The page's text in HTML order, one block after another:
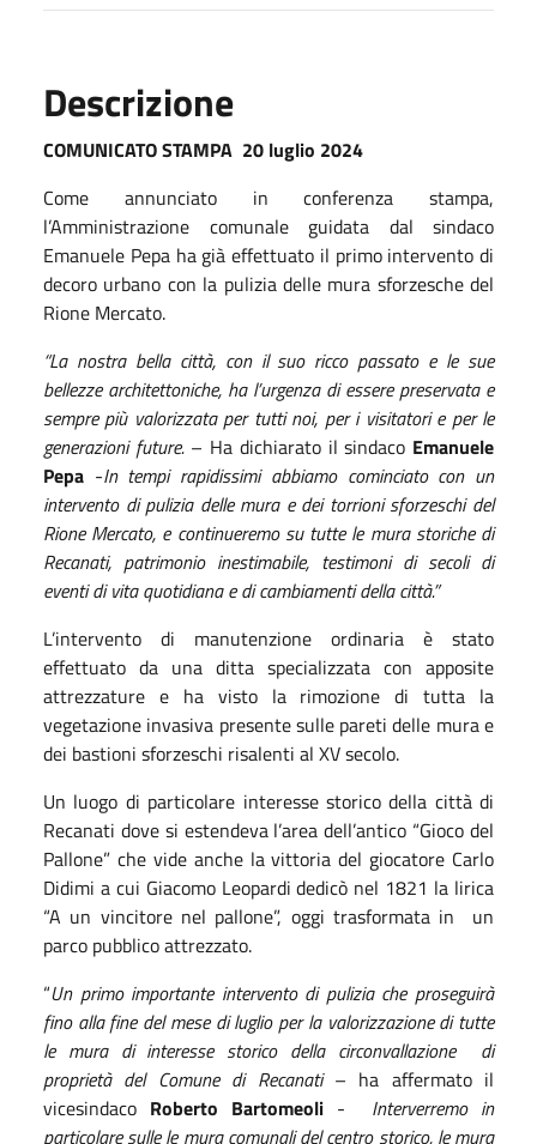
Descrizione
COMUNICATO STAMPA 20 luglio 2024
Come annunciato in conferenza stampa,
l’Amministrazione comunale guidata dal sindaco
Emanuele Pepa ha già effettuato il primo intervento di
decoro urbano con la pulizia delle mura sforzesche del
Rione Mercato.
“La nostra bella città, con il suo ricco passato e le sue
bellezze architettoniche, ha l’urgenza di essere preservata e
sempre più valorizzata per tutti noi, per i visitatori e per le
generazioni future. – Ha dichiarato il sindaco Emanuele
Pepa -In tempi rapidissimi abbiamo cominciato con un
intervento di pulizia delle mura e dei torrioni sforzeschi del
Rione Mercato, e continueremo su tutte le mura storiche di
Recanati, patrimonio inestimabile, testimoni di secoli di
eventi di vita quotidiana e di cambiamenti della città.”
L’intervento di manutenzione ordinaria è stato
effettuato da una ditta specializzata con apposite
attrezzature e ha visto la rimozione di tutta la
vegetazione invasiva presente sulle pareti delle mura e
dei bastioni sforzeschi risalenti al XV secolo.
Un luogo di particolare interesse storico della città di
Recanati dove si estendeva l’area dell’antico “Gioco del
Pallone” che vide anche la vittoria del giocatore Carlo
Didimi a cui Giacomo Leopardi dedicò nel 1821 la lirica
“A un vincitore nel pallone”, oggi trasformata in un
parco pubblico attrezzato.
“Un primo importante intervento di pulizia che proseguirà
fino alla fine del mese di luglio per la valorizzazione di tutte
le mura di interesse storico della circonvallazione di
proprietà del Comune di Recanati– ha affermato il
vicesindaco Roberto Bartomeoli - Interverremo in
particolare sulle le mura comunali del centro storico, le mura